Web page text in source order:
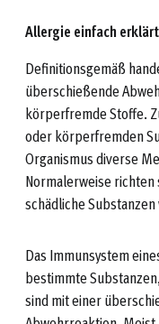
Allergie einfach erklärt
Definitionsgemäß
überschießende
körperfremde Stoffe.
oder körperfremden
Organismus diverse
Normalerweise
schädliche
Das Immunsystem
bestimmte
sind mit einer